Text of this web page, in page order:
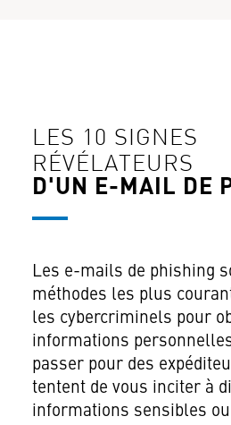
LES 10 SIGNES
RÉVÉLATEURS
D'UN E-MAIL DE
Les e-mails de phishing
méthodes les plus
les cybercriminels pour
informations
passer pour des
tentent de vous inciter à
informations sensibles